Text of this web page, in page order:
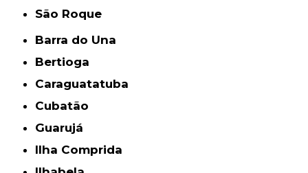
São Roque
Barra do Una
Bertioga
Caraguatatuba
Cubatão
Guarujá
Ilha Comprida